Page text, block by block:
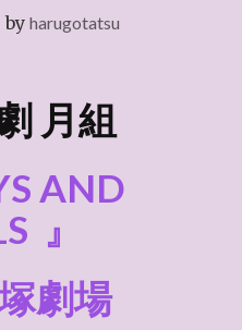
by harugotatsu
月組
AND
』
劇場